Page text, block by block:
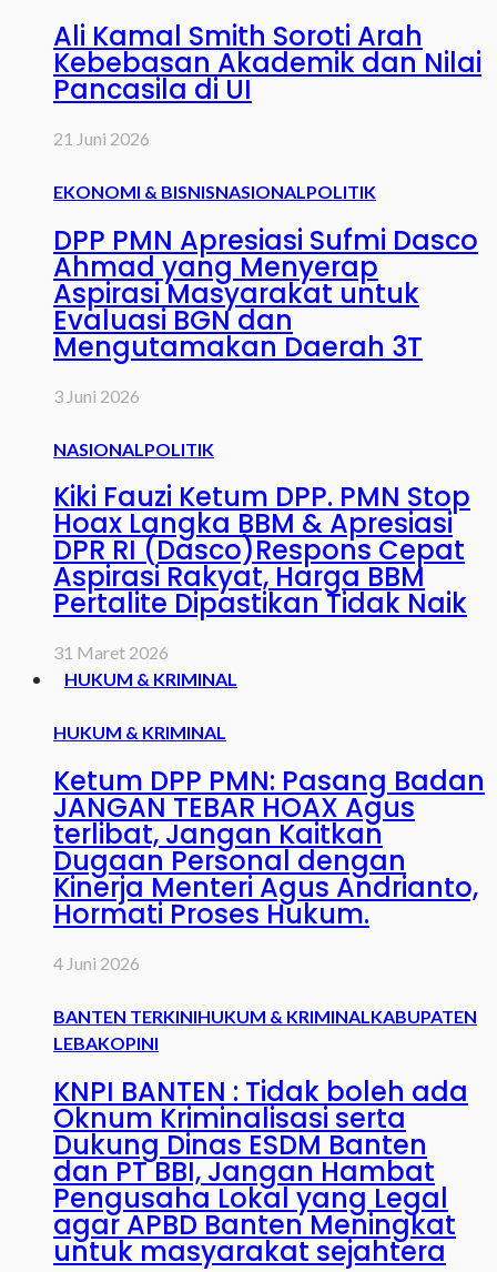
Ali Kamal Smith Soroti Arah
Kebebasan Akademik dan Nilai
Pancasila di UI
21 Juni 2026
EKONOMI & BISNISNASIONAL POLITIK
DPP PMN Apresiasi Sufmi Dasco
Ahmad yang Menyerap
Aspirasi Masyarakat untuk
Evaluasi BGN dan
Mengutamakan Daerah 3T
3 Juni 2026
NASIONAL POLITIK
Kiki Fauzi Ketum DPP. PMN Stop
Hoax Langka BBM & Apresiasi
DPR RI (Dasco)Respons Cepat
Aspirasi Rakyat, Harga BBM
Pertalite Dipastikan Tidak Naik
31 Maret 2026
HUKUM & KRIMINAL
HUKUM & KRIMINAL
Ketum DPP PMN: Pasang Badan
JANGAN TEBAR HOAX Agus
terlibat, Jangan Kaitkan
Dugaan Personal dengan
Kinerja Menteri Agus Andrianto,
Hormati Proses Hukum.
4 Juni 2026
BANTEN TERKINIHUKUM & KRIMINALKABUPATEN
LEBAKOPINI
KNPI BANTEN : Tidak boleh ada
Oknum Kriminalisasi serta
Dukung Dinas ESDM Banten
dan PT BBI, Jangan Hambat
Pengusaha Lokal yang Legal
agar APBD Banten Meningkat
untuk masyarakat sejahtera